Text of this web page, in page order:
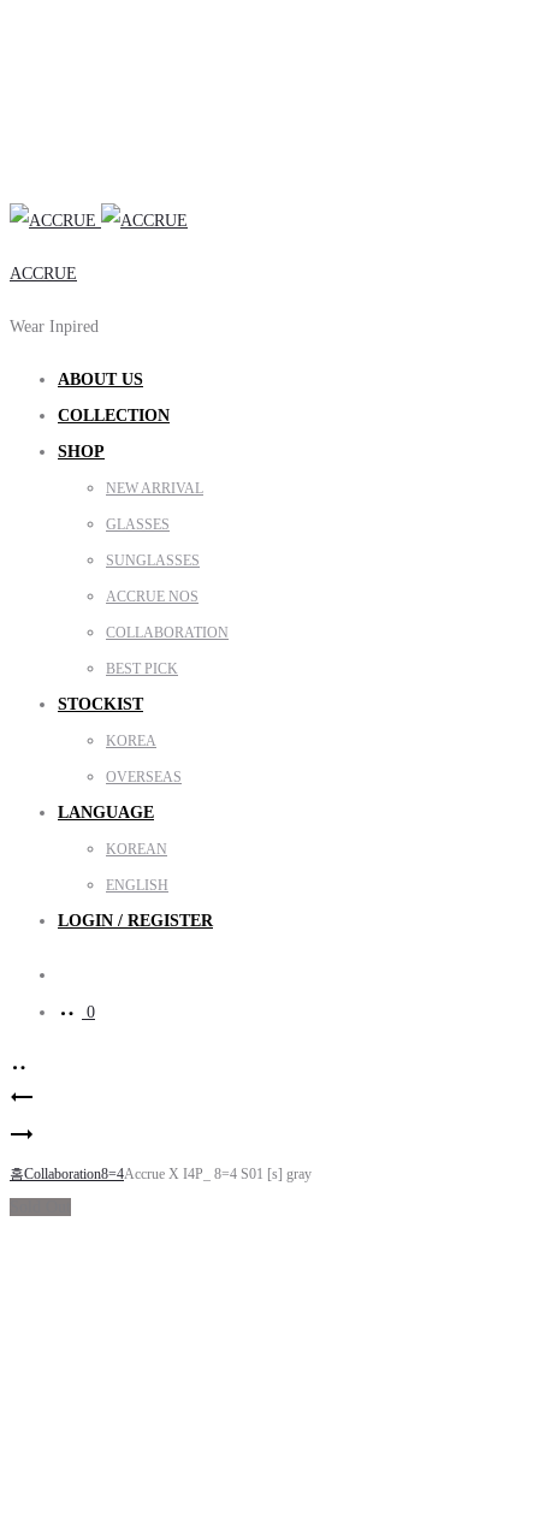
ACCRUE
Wear Inpired
ABOUT US
COLLECTION
SHOP
NEW ARRIVAL
GLASSES
SUNGLASSES
ACCRUE NOS
COLLABORATION
BEST PICK
STOCKIST
KOREA
OVERSEAS
LANGUAGE
KOREAN
ENGLISH
LOGIN / REGISTER
0
Product
navigation
Annie
hall_S08
홈Collaboration8=4Accrue X I4P_ 8=4 S01 [s] gray